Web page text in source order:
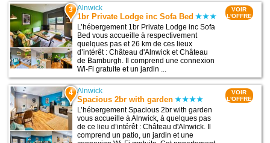
3 Alnwick
1br Private Lodge inc Sofa Bed
L’hébergement 1br Private Lodge inc Sofa
Bed vous accueille à respectivement
quelques pas et 26 km de ces lieux
d’intérêt : Château d'Alnwick et Château
de Bamburgh. Il comprend une connexion
Wi-Fi gratuite et un jardin ...
VOIR
L'OFFRE
4 Alnwick
Spacious 2br with garden
L’hébergement Spacious 2br with garden
vous accueille à Alnwick, à quelques pas
de ce lieu d’intérêt : Château d'Alnwick. Il
comprend un patio, un jardin et une
VOIR
L'OFFRE